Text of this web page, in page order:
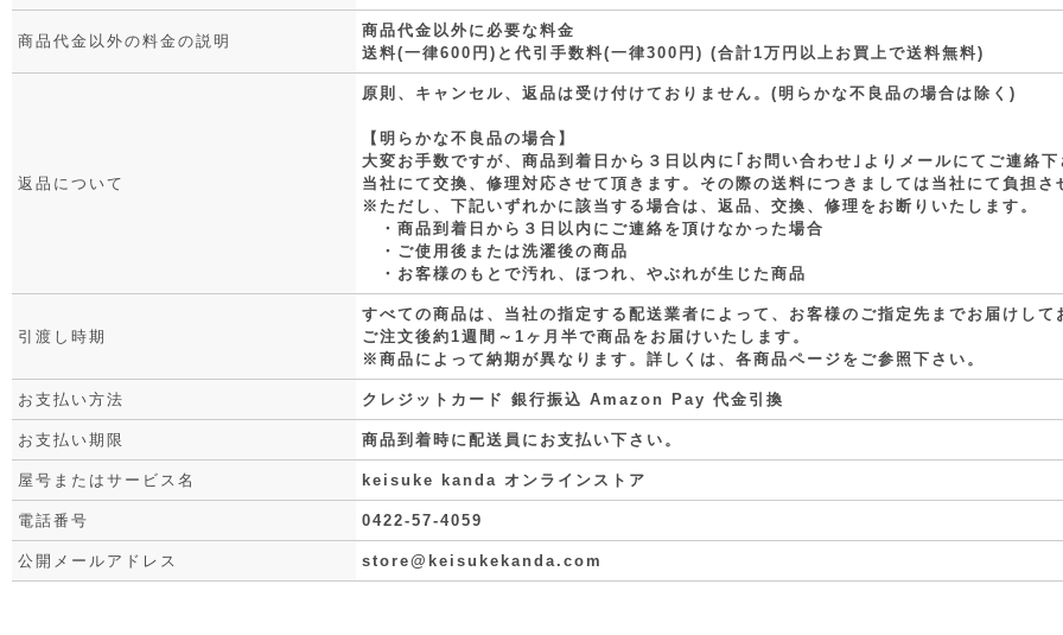
商品代金以外の料金の説明
商品代金以外に必要な料金
送料(一律600円)と代引手数料(一律300円) (合計1万円以上お買上で送料無料)
返品について
原則、キャンセル、返品は受け付けておりません。(明らかな不良品の場合は除く)
【明らかな不良品の場合】
大変お手数ですが、商品到着日から３日以内に｢お問い合わせ｣よりメールにてご連絡下
当社にて交換、修理対応させて頂きます。その際の送料につきましては当社にて負担さ
※ただし、下記いずれかに該当する場合は、返品、交換、修理をお断りいたします。
・商品到着日から３日以内にご連絡を頂けなかった場合
・ご使用後または洗濯後の商品
・お客様のもとで汚れ、ほつれ、やぶれが生じた商品
引渡し時期
すべての商品は、当社の指定する配送業者によって、お客様のご指定先までお届けして
ご注文後約1週間～1ヶ月半で商品をお届けいたします。
※商品によって納期が異なります。詳しくは、各商品ページをご参照下さい。
お支払い方法 クレジットカード 銀行振込 Amazon Pay 代金引換
お支払い期限 商品到着時に配送員にお支払い下さい。
屋号またはサービス名 keisuke kanda オンラインストア
電話番号 0422-57-4059
公開メールアドレス store@keisukekanda.com